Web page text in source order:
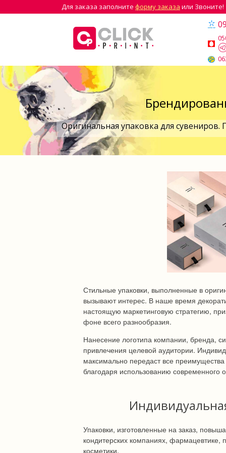
Для заказа заполните форму заказа или Звоните!
Оригинальная упаковка для
Стильные упаковки, выполненные в
вызывают интерес. В наше время
настоящую маркетинговую стратегию,
фоне всего разнообразия.
Нанесение логотипа компании, бренда,
привлечения целевой аудитории.
максимально передаст все
благодаря использованию современного
Упаковки, изготовленные на заказ,
кондитерских компаниях,
косметики.